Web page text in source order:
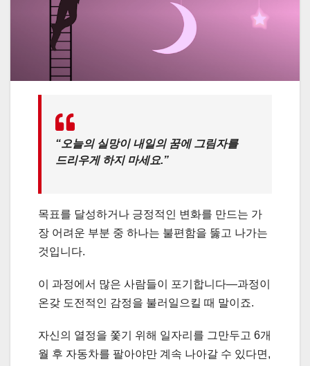
“오늘의 실망이 내일의 꿈에 그림자를
드리우게 하지 마세요.”
목표를 달성하거나 긍정적인 변화를 만드는 가
장 어려운 부분 중 하나는 불편함을 뚫고 나가는
것입니다.
이 과정에서 많은 사람들이 포기합니다—과정이
온갖 도전적인 감정을 불러일으킬 때 말이죠.
자신의 열정을 쫓기 위해 일자리를 그만두고 6개
월 후 자동차를 팔아야만 계속 나아갈 수 있다면,